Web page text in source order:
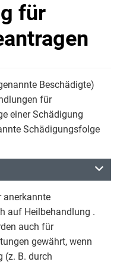
für
Beschädigte)
für
einer Schädigung
Schädigungsfolge
anerkannte
auf Heilbehandlung .
auch für
gewährt, wenn
(z. B. durch